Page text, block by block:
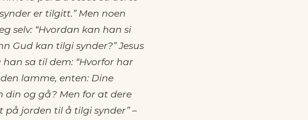
er tilgitt.” Men noen
selv: “Hvordan kan han si
Gud kan tilgi synder?” Jesus
sa til dem: “Hvorfor har
lamme, enten: Dine
din og gå? Men for at dere
jorden til å tilgi synder” –